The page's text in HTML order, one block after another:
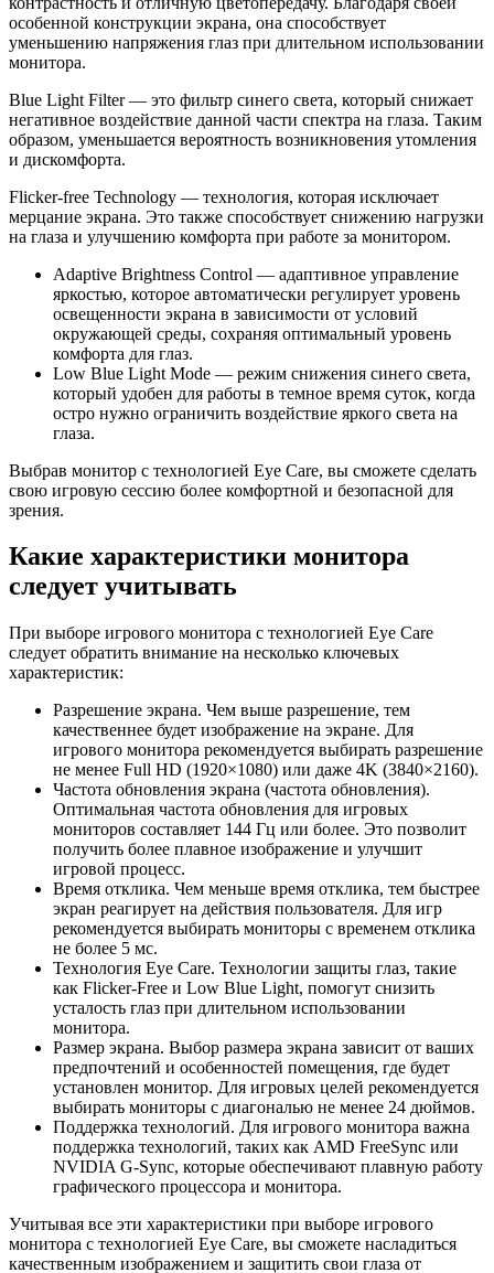
особенной конструкции экрана, она способствует
уменьшению напряжения глаз при длительном использовании
монитора.
Blue Light Filter — это фильтр синего света, который снижает
негативное воздействие данной части спектра на глаза. Таким
образом, уменьшается вероятность возникновения утомления
и дискомфорта.
Flicker-free Technology — технология, которая исключает
мерцание экрана. Это также способствует снижению нагрузки
на глаза и улучшению комфорта при работе за монитором.
Adaptive Brightness Control — адаптивное управление
яркостью, которое автоматически регулирует уровень
освещенности экрана в зависимости от условий
окружающей среды, сохраняя оптимальный уровень
комфорта для глаз.
Low Blue Light Mode — режим снижения синего света,
который удобен для работы в темное время суток, когда
остро нужно ограничить воздействие яркого света на
глаза.
Выбрав монитор с технологией Eye Care, вы сможете сделать
свою игровую сессию более комфортной и безопасной для
зрения.
Какие характеристики монитора
следует учитывать
При выборе игрового монитора с технологией Eye Care
следует обратить внимание на несколько ключевых
характеристик:
Разрешение экрана. Чем выше разрешение, тем
качественнее будет изображение на экране. Для
игрового монитора рекомендуется выбирать разрешение
не менее Full HD (1920×1080) или даже 4K (3840×2160).
Частота обновления экрана (частота обновления).
Оптимальная частота обновления для игровых
мониторов составляет 144 Гц или более. Это позволит
получить более плавное изображение и улучшит
игровой процесс.
Время отклика. Чем меньше время отклика, тем быстрее
экран реагирует на действия пользователя. Для игр
рекомендуется выбирать мониторы с временем отклика
не более 5 мс.
Технология Eye Care. Технологии защиты глаз, такие
как Flicker-Free и Low Blue Light, помогут снизить
усталость глаз при длительном использовании
монитора.
Размер экрана. Выбор размера экрана зависит от ваших
предпочтений и особенностей помещения, где будет
установлен монитор. Для игровых целей рекомендуется
выбирать мониторы с диагональю не менее 24 дюймов.
Поддержка технологий. Для игрового монитора важна
поддержка технологий, таких как AMD FreeSync или
NVIDIA G-Sync, которые обеспечивают плавную работу
графического процессора и монитора.
Учитывая все эти характеристики при выборе игрового
монитора с технологией Eye Care, вы сможете насладиться
качественным изображением и защитить свои глаза от